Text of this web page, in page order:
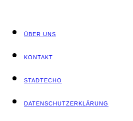
ÜBER UNS
KON­TAKT
STADT­ECHO
DATEN­SCHUTZ­ER­KLÄ­RUNG